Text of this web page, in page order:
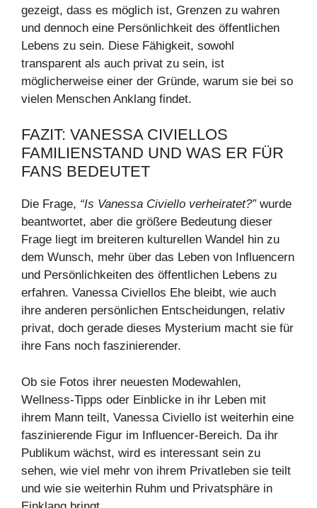
gezeigt, dass es möglich ist, Grenzen zu wahren
und dennoch eine Persönlichkeit des öffentlichen
Lebens zu sein. Diese Fähigkeit, sowohl
transparent als auch privat zu sein, ist
möglicherweise einer der Gründe, warum sie bei so
vielen Menschen Anklang findet.
FAZIT: VANESSA CIVIELLOS
FAMILIENSTAND UND WAS ER FÜR
FANS BEDEUTET
Die Frage, “Is Vanessa Civiello verheiratet?”wurde
beantwortet, aber die größere Bedeutung dieser
Frage liegt im breiteren kulturellen Wandel hin zu
dem Wunsch, mehr über das Leben von Influencern
und Persönlichkeiten des öffentlichen Lebens zu
erfahren. Vanessa Civiellos Ehe bleibt, wie auch
ihre anderen persönlichen Entscheidungen, relativ
privat, doch gerade dieses Mysterium macht sie für
ihre Fans noch faszinierender.
Ob sie Fotos ihrer neuesten Modewahlen,
Wellness-Tipps oder Einblicke in ihr Leben mit
ihrem Mann teilt, Vanessa Civiello ist weiterhin eine
faszinierende Figur im Influencer-Bereich. Da ihr
Publikum wächst, wird es interessant sein zu
sehen, wie viel mehr von ihrem Privatleben sie teilt
und wie sie weiterhin Ruhm und Privatsphäre in